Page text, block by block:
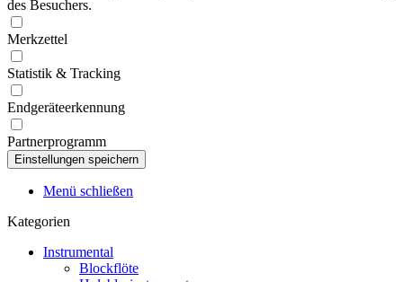
des Besuchers.
Merkzettel
Statistik & Tracking
Endgeräteerkennung
Partnerprogramm
Menü schließen
Kategorien
Instrumental
Blockflöte